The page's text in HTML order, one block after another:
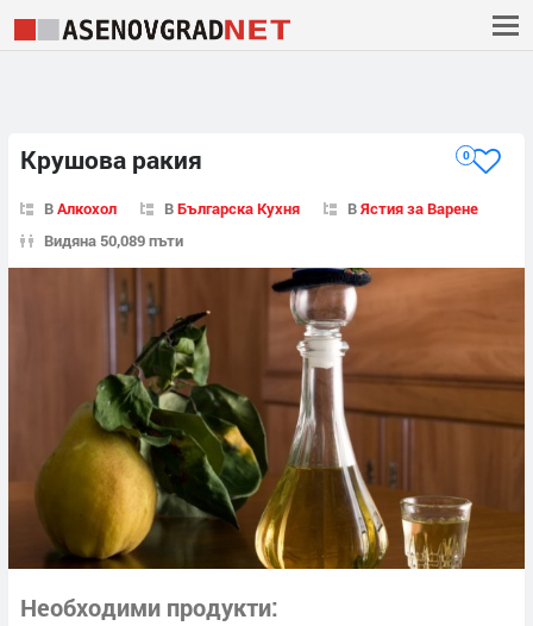
Крушова ракия 0
ВАлкохол ВБългарска Кухня ВЯстия за Варене
Видяна 50,089 пъти
Необходими продукти